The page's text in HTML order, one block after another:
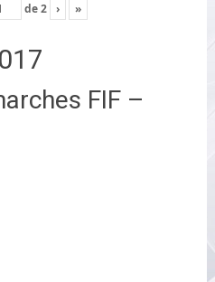
de2 › »
FIF –